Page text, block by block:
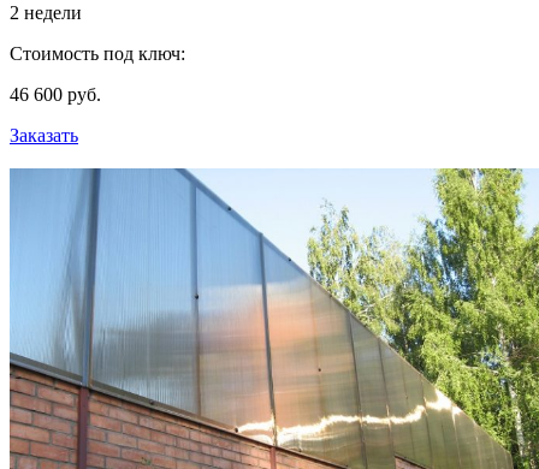
2 недели
Стоимость под ключ:
46 600 руб.
Заказать